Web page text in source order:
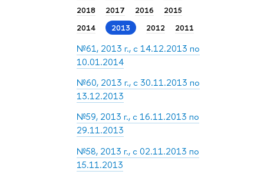
2018
2017 2016
2015
2014
2013 2012 2011
№61, 2013 г., с 14.12.2013 по
10.01.2014
№60, 2013 г., с 30.11.2013 по
13.12.2013
№59, 2013 г., с 16.11.2013 по
29.11.2013
№58, 2013 г., с 02.11.2013 по
15.11.2013